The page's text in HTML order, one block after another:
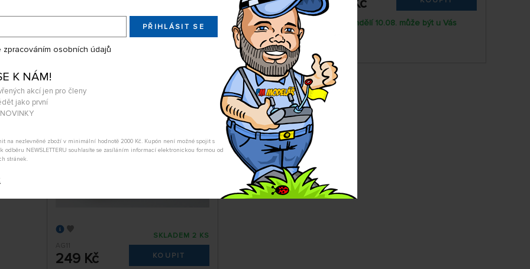
PŘIHLÁSIT SE
zpracováním osobních údajů
K NÁM!
akcí jen pro členy
jako první
na nezlevněné zboží v minimální hodnotě 2000 Kč. Kupón není možné spojit s
odběru NEWSLETTERU souhlasíte se zasíláním informací elektronickou formou od
stránek.
Úterý 11.08. může být u Vás Pondělí 10.08. může být u Vás
Ohýbačka na fotolepty 60 mm
AG11
249 Kč
SKLADEM 2 KS
KOUPIT